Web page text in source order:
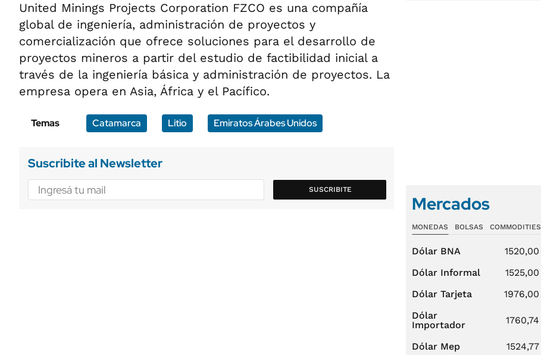
United Minings Projects Corporation FZCO es una compañía
global de ingeniería, administración de proyectos y
comercialización que ofrece soluciones para el desarrollo de
proyectos mineros a partir del estudio de factibilidad inicial a
través de la ingeniería básica y administración de proyectos. La
empresa opera en Asia, África y el Pacífico.
Temas Catamarca Litio Emiratos Árabes Unidos
Suscribite al Newsletter
SUSCRIBITE
Mercados
MONEDAS BOLSAS COMMODITIES
Dólar BNA 1520,00
Dólar Informal
1525,00
Dólar Tarjeta
1976,00
Dólar
Importador
1760,74
Dólar Mep 1524,77